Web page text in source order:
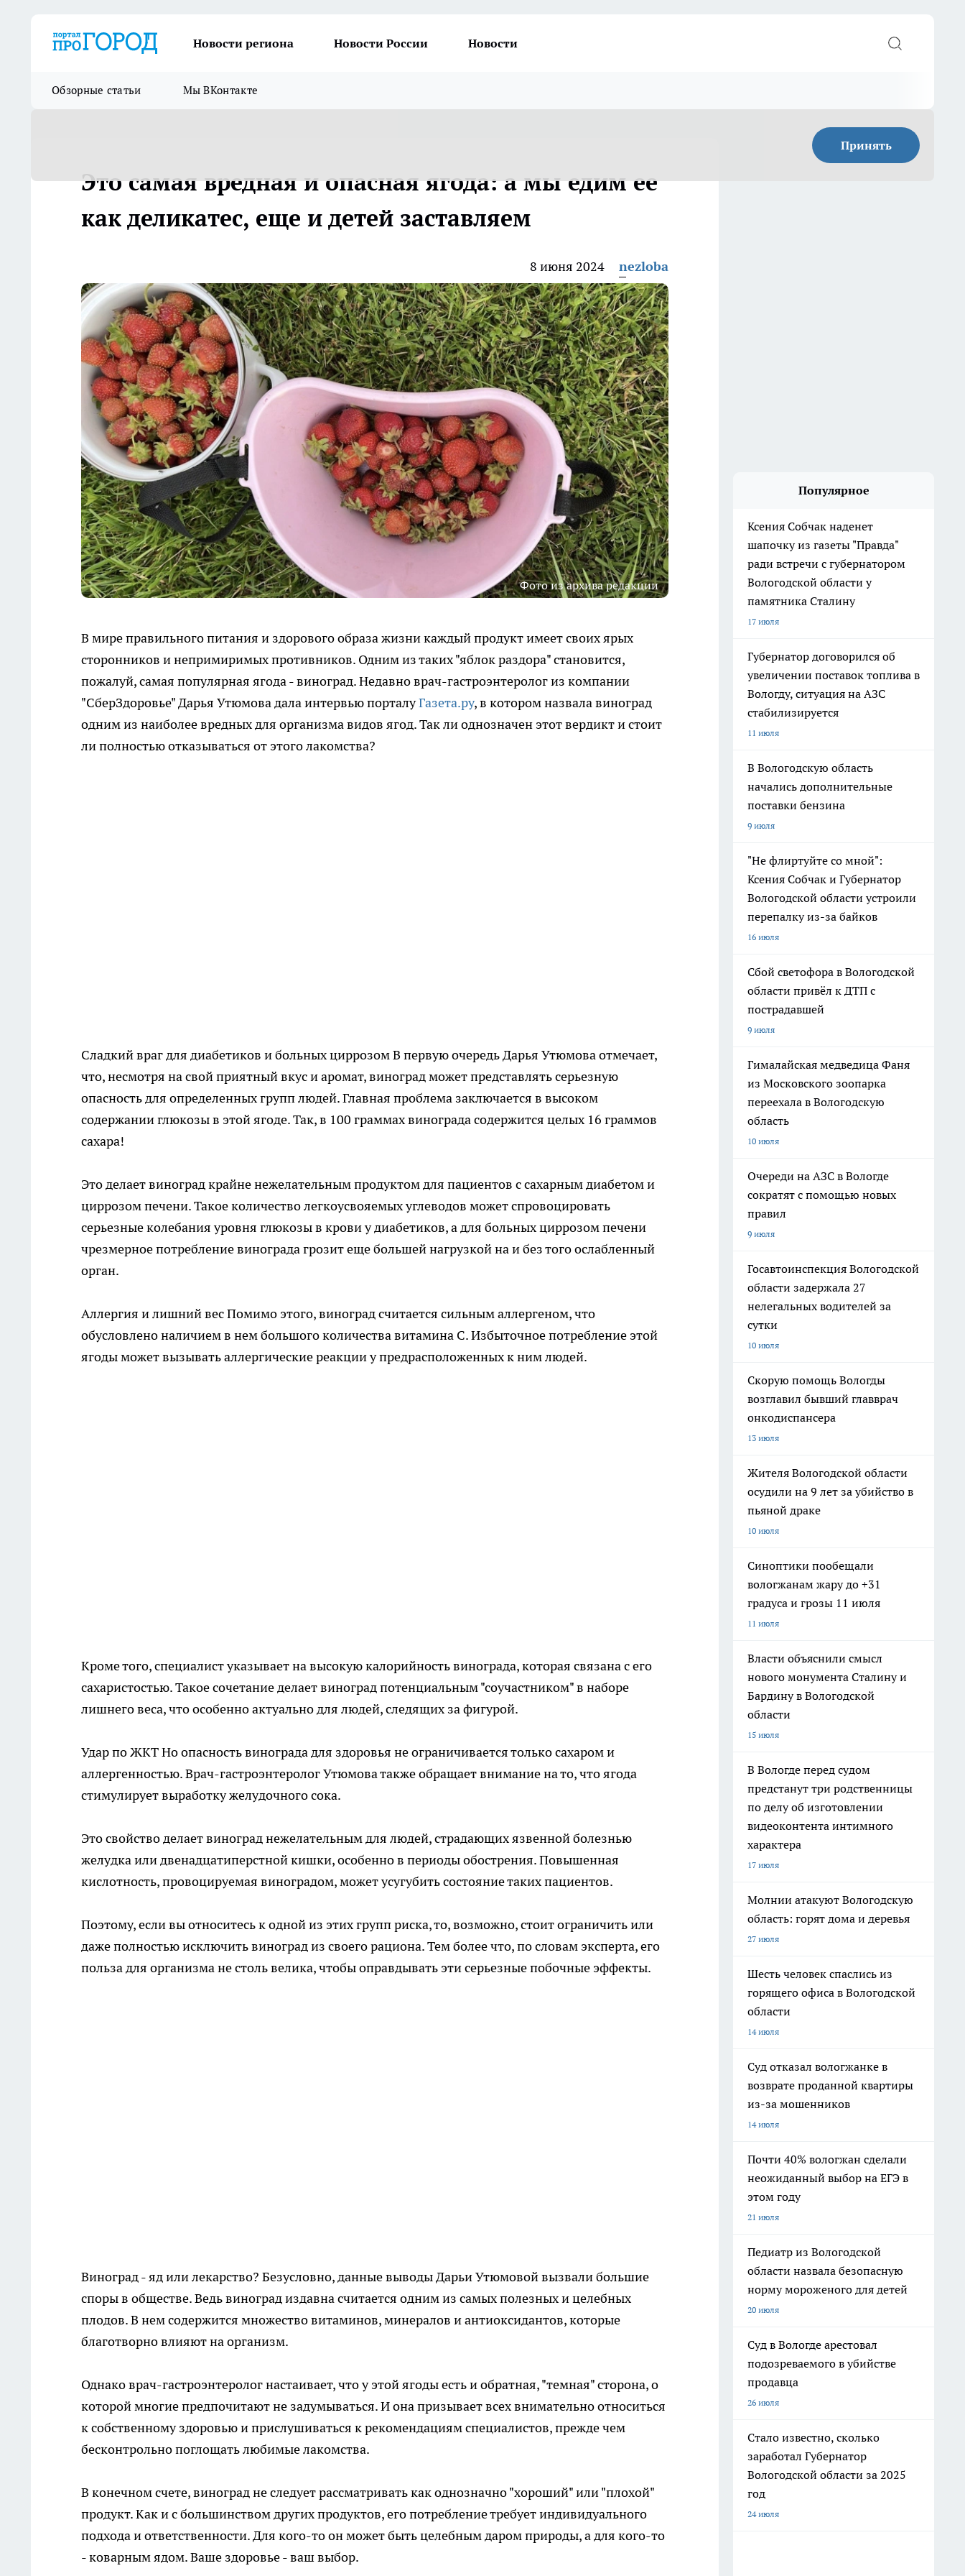
Новости региона Новости России Новости
Обзорные статьи Мы ВКонтакте
Принять
Это самая вредная и опасная ягода: а мы едим ее
как деликатес, еще и детей заставляем
8 июня 2024 nezloba
Фото из архива редакции
В мире правильного питания и здорового образа жизни каждый продукт имеет своих ярых
сторонников и непримиримых противников. Одним из таких "яблок раздора" становится,
пожалуй, самая популярная ягода - виноград. Недавно врач-гастроэнтеролог из компании
"СберЗдоровье" Дарья Утюмова дала интервью порталуГазета.ру, в котором назвала виноград
одним из наиболее вредных для организма видов ягод. Так ли однозначен этот вердикт и стоит
ли полностью отказываться от этого лакомства?
Сладкий враг для диабетиков и больных циррозом В первую очередь Дарья Утюмова отмечает,
что, несмотря на свой приятный вкус и аромат, виноград может представлять серьезную
опасность для определенных групп людей. Главная проблема заключается в высоком
содержании глюкозы в этой ягоде. Так, в 100 граммах винограда содержится целых 16 граммов
сахара!
Это делает виноград крайне нежелательным продуктом для пациентов с сахарным диабетом и
циррозом печени. Такое количество легкоусвояемых углеводов может спровоцировать
серьезные колебания уровня глюкозы в крови у диабетиков, а для больных циррозом печени
чрезмерное потребление винограда грозит еще большей нагрузкой на и без того ослабленный
орган.
Аллергия и лишний вес Помимо этого, виноград считается сильным аллергеном, что
обусловлено наличием в нем большого количества витамина C. Избыточное потребление этой
ягоды может вызывать аллергические реакции у предрасположенных к ним людей.
Кроме того, специалист указывает на высокую калорийность винограда, которая связана с его
сахаристостью. Такое сочетание делает виноград потенциальным "соучастником" в наборе
лишнего веса, что особенно актуально для людей, следящих за фигурой.
Удар по ЖКТ Но опасность винограда для здоровья не ограничивается только сахаром и
аллергенностью. Врач-гастроэнтеролог Утюмова также обращает внимание на то, что ягода
стимулирует выработку желудочного сока.
Это свойство делает виноград нежелательным для людей, страдающих язвенной болезнью
желудка или двенадцатиперстной кишки, особенно в периоды обострения. Повышенная
кислотность, провоцируемая виноградом, может усугубить состояние таких пациентов.
Поэтому, если вы относитесь к одной из этих групп риска, то, возможно, стоит ограничить или
даже полностью исключить виноград из своего рациона. Тем более что, по словам эксперта, его
польза для организма не столь велика, чтобы оправдывать эти серьезные побочные эффекты.
Виноград - яд или лекарство? Безусловно, данные выводы Дарьи Утюмовой вызвали большие
споры в обществе. Ведь виноград издавна считается одним из самых полезных и целебных
плодов. В нем содержится множество витаминов, минералов и антиоксидантов, которые
благотворно влияют на организм.
Однако врач-гастроэнтеролог настаивает, что у этой ягоды есть и обратная, "темная" сторона, о
которой многие предпочитают не задумываться. И она призывает всех внимательно относиться
к собственному здоровью и прислушиваться к рекомендациям специалистов, прежде чем
бесконтрольно поглощать любимые лакомства.
В конечном счете, виноград не следует рассматривать как однозначно "хороший" или "плохой"
продукт. Как и с большинством других продуктов, его потребление требует индивидуального
подхода и ответственности. Для кого-то он может быть целебным даром природы, а для кого-то
- коварным ядом. Ваше здоровье - ваш выбор.
Популярное
Ксения Собчак наденет
шапочку из газеты "Правда"
ради встречи с губернатором
Вологодской области у
памятника Сталину
17 июля
Губернатор договорился об
увеличении поставок топлива в
Вологду, ситуация на АЗС
стабилизируется
11 июля
В Вологодскую область
начались дополнительные
поставки бензина
9 июля
"Не флиртуйте со мной":
Ксения Собчак и Губернатор
Вологодской области устроили
перепалку из-за байков
16 июля
Сбой светофора в Вологодской
области привёл к ДТП с
пострадавшей
9 июля
Гималайская медведица Фаня
из Московского зоопарка
переехала в Вологодскую
область
10 июля
Очереди на АЗС в Вологде
сократят с помощью новых
правил
9 июля
Госавтоинспекция Вологодской
области задержала 27
нелегальных водителей за
сутки
10 июля
Скорую помощь Вологды
возглавил бывший главврач
онкодиспансера
13 июля
Жителя Вологодской области
осудили на 9 лет за убийство в
пьяной драке
10 июля
Синоптики пообещали
вологжанам жару до +31
градуса и грозы 11 июля
11 июля
Власти объяснили смысл
нового монумента Сталину и
Бардину в Вологодской
области
15 июля
В Вологде перед судом
предстанут три родственницы
по делу об изготовлении
видеоконтента интимного
характера
17 июля
Молнии атакуют Вологодскую
область: горят дома и деревья
27 июля
Шесть человек спаслись из
горящего офиса в Вологодской
области
14 июля
Суд отказал вологжанке в
возврате проданной квартиры
из-за мошенников
14 июля
Почти 40% вологжан сделали
неожиданный выбор на ЕГЭ в
этом году
21 июля
Педиатр из Вологодской
области назвала безопасную
норму мороженого для детей
20 июля
Суд в Вологде арестовал
подозреваемого в убийстве
продавца
26 июля
Стало известно, сколько
заработал Губернатор
Вологодской области за 2025
год
24 июля